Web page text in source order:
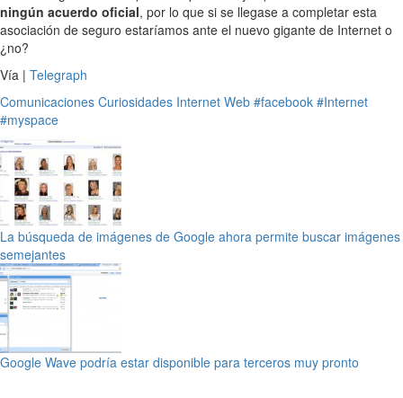
ningún acuerdo oficial, por lo que si se llegase a completar esta
asociación de seguro estaríamos ante el nuevo gigante de Internet o
¿no?
Vía | Telegraph
Comunicaciones Curiosidades Internet Web #facebook #Internet
#myspace
La búsqueda de imágenes de Google ahora permite buscar imágenes
semejantes
Google Wave podría estar disponible para terceros muy pronto